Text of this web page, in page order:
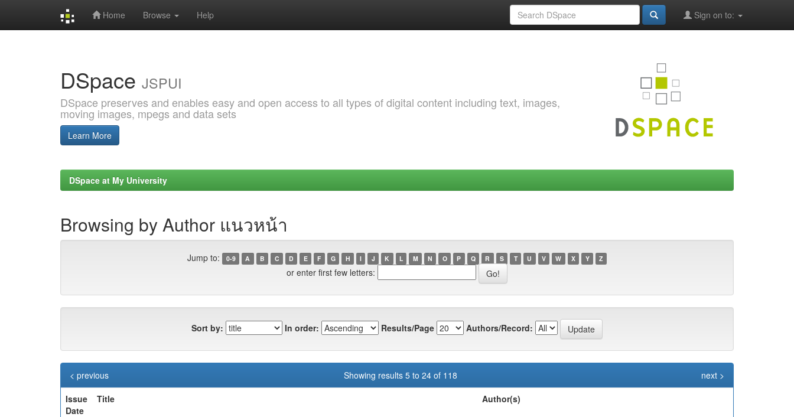
Home Browse Help Sign on to:
DSpace JSPUI
DSpace preserves and enables easy and open access to all types of digital content including text, images,
moving images, mpegs and data sets
Learn More
DSpace at My University
Browsing by Author แนวหน้า
Jump to: 0-9 A B C D E F G H I J K L M N O P Q R S T U V W X Y Z
or enter first few letters:
Sort by: In order: Results/Page Authors/Record:
Showing results 5 to 24 of 118
< previous
next >
Issue
Date
Title Author(s)